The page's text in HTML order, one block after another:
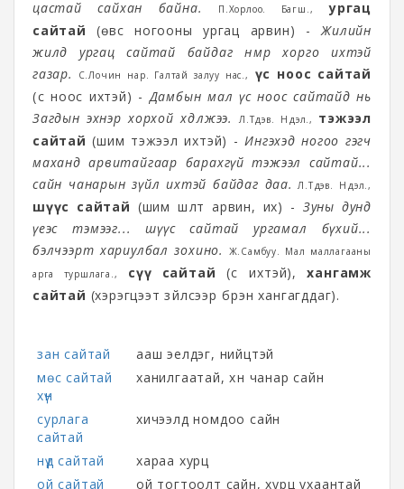
цастай сайхан байна.
П.Хорлоо. Багш.,
ургац
сайтай (өвс ногооны ургац арвин) -Жилийн
жилд ургац сайтай байдаг нөмөр хорго ихтэй
газар.
С.Лочин нар. Галтай залуу нас.,
үс ноос сайтай
(үс ноос ихтэй) -Дамбын мал үс ноос сайтайд нь
Загдын эхнэр хорхой хөдөлжээ.
Л.Түдэв. Нүүдэл., тэжээл
сайтай (шим тэжээл ихтэй) -Ингэхэд ногоо гэгч
маханд арвитайгаар барахгүй тэжээл сайтай...
сайн чанарын зүйл ихтэй байдаг даа. Л.Түдэв. Нүүдэл.,
шүүс сайтай (шим шүлт арвин, их) - Зуны дунд
үеэс тэмээг... шүүс сайтай ургамал бүхий...
бэлчээрт хариулбал зохино.
Ж.Самбуу. Мал маллагааны
арга туршлага.,
сүү сайтай (сүү ихтэй),
хангамж
сайтай (хэрэгцээт зүйлсээр бүрэн хангагддаг).
зан сайтай
ааш эелдэг, нийцтэй
мөс сайтай
хүн
ханилгаатай, хүн чанар сайн
сурлага
сайтай
хичээлд номдоо сайн
нүд сайтай
хараа хурц
ой сайтай
ой тогтоолт сайн, хурц ухаантай